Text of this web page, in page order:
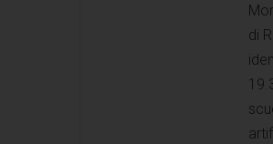
di